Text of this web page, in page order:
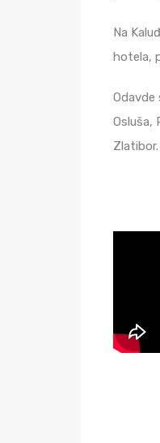
Na
hotela,
Odavde
Osluša,
Zlatibor.